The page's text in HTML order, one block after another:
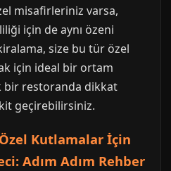
misafirleriniz varsa,
için de aynı özeni
size bu tür özel
için ideal bir ortam
bir restoranda dikkat
geçirebilirsiniz.
Kutlamalar İçin
Adım Adım Rehber